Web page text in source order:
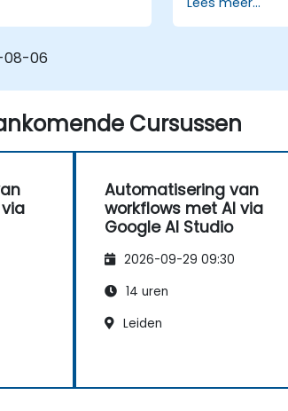
ontwerpen en
vooraf
datasets.
08-06
Cursussen
Automatisering van
workflows met AI via
Google AI Studio
2026-09-29 09:30
14 uren
Leiden